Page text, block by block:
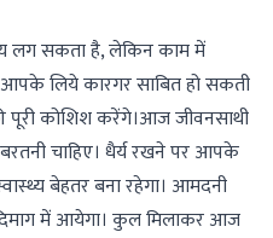
सकता है, लेकिन काम में
लिये कारगर साबित हो सकती
पूरी कोशिश करेंगे।आज जीवनसाथी
चाहिए। धैर्य रखने पर आपके
बेहतर बना रहेगा। आमदनी
में आयेगा। कुल मिलाकर आज